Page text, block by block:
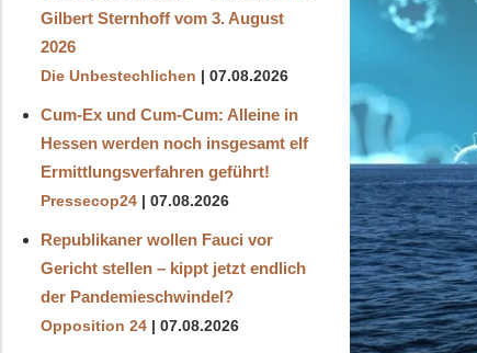
Gilbert Sternhoff vom 3. August
2026
Die Unbestechlichen 07.08.2026
Cum-Ex und Cum-Cum: Alleine in
Hessen werden noch insgesamt elf
Ermittlungsverfahren geführt!
Pressecop24 07.08.2026
Republikaner wollen Fauci vor
Gericht stellen – kippt jetzt endlich
der Pandemieschwindel?
Opposition 24 07.08.2026